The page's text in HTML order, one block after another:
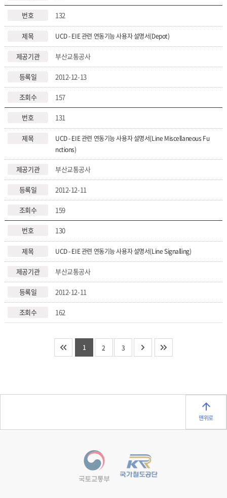
132
UCD - EIE 관련 연동기능 사용자 설명서(Depot)
부산교통공사
2012-12-13
157
131
UCD - EIE 관련 연동기능 사용자 설명서(Line Miscellaneous Fu
nctions)
부산교통공사
2012-12-11
159
130
UCD - EIE 관련 연동기능 사용자 설명서(Line Signalling)
부산교통공사
2012-12-11
162
1 2 3
맨위로